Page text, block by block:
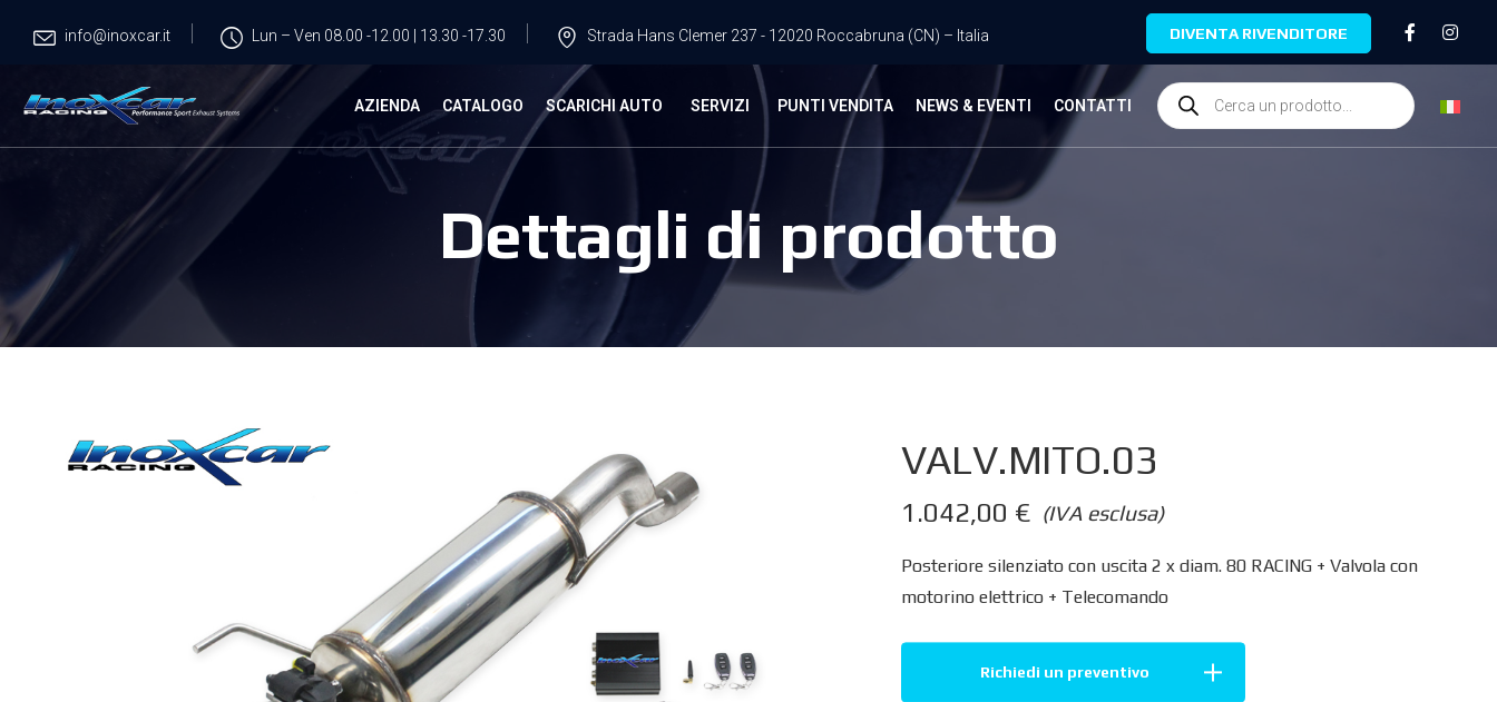
info@inoxcar.it Lun – Ven 08.00 -12.00 | 13.30 -17.30 Strada Hans Clemer 237 - 12020 Roccabruna (CN) – Italia DIVENTA RIVENDITORE
AZIENDA CATALOGO SCARICHI AUTO SERVIZI PUNTI VENDITA NEWS & EVENTI CONTATTI
Dettagli di prodotto
VALV.MITO.03
(IVA esclusa)
1.042,00 €
Posteriore silenziato con uscita 2 x diam. 80 RACING + Valvola con
motorino elettrico + Telecomando
Richiedi un preventivo